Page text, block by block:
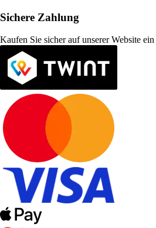
Sichere Zahlung
Kaufen Sie sicher auf unserer Website ein